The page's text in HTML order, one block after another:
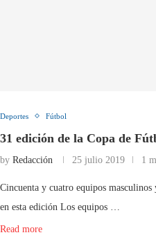
Deportes Fútbol
31 edición de la Copa de
by Redacción 25 julio 2019 1
Cincuenta y cuatro equipos
en esta edición Los equipos …
Read more